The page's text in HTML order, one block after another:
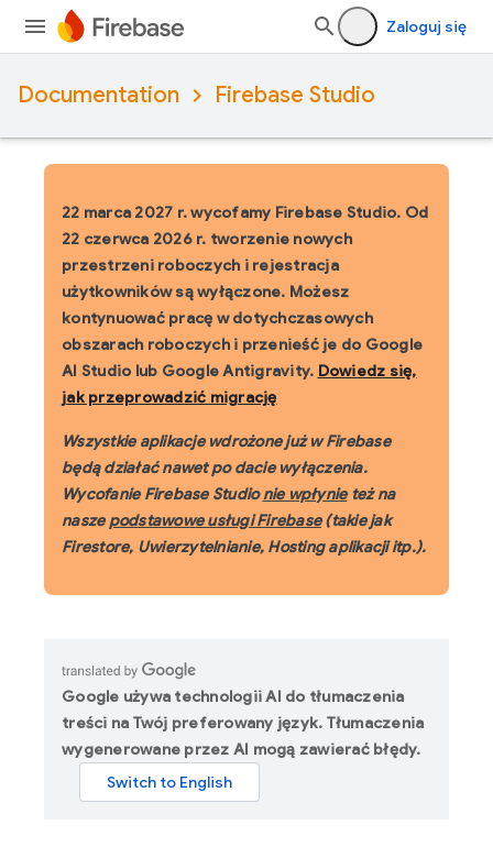
Zaloguj się
Documentation Firebase Studio
22 marca 2027 r. wycofamy Firebase Studio. Od
22 czerwca 2026 r. tworzenie nowych
przestrzeni roboczych i rejestracja
użytkowników są wyłączone. Możesz
kontynuować pracę w dotychczasowych
obszarach roboczych i przenieść je do Google
AI Studio lub Google Antigravity. Dowiedz się,
jak przeprowadzić migrację
Wszystkie aplikacje wdrożone już w Firebase
będą działać nawet po dacie wyłączenia.
Wycofanie Firebase Studionie wpłynieteż na
nasze podstawowe usługi Firebase(takie jak
Firestore, Uwierzytelnianie, Hosting aplikacji itp.).
Google używa technologii AI do tłumaczenia
treści na Twój preferowany język. Tłumaczenia
wygenerowane przez AI mogą zawierać błędy.